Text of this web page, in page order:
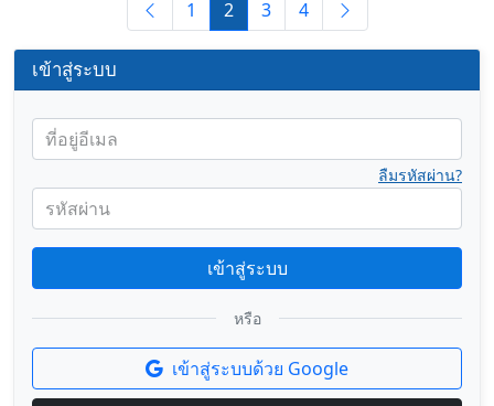
1 2 3 4
เข้าสู่ระบบ
ที่อยู่อีเมล
รหัสผ่าน
ลืมรหัสผ่าน?
เข้าสู่ระบบ
หรือ
เข้าสู่ระบบด้วย Google